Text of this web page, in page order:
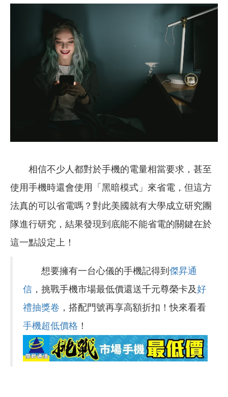
相信不少人都對於手機的電量相當要求，甚至
使用手機時還會使用「黑暗模式」來省電，但這方
法真的可以省電嗎？對此美國就有大學成立研究團
隊進行研究，結果發現到底能不能省電的關鍵在於
這一點設定上！
想要擁有一台心儀的手機記得到 傑昇通
信 ，挑戰手機市場最低價還送千元尊榮卡及好
禮抽獎卷 ，搭配門號再享高額折扣！快來看看
手機超低價格 ！